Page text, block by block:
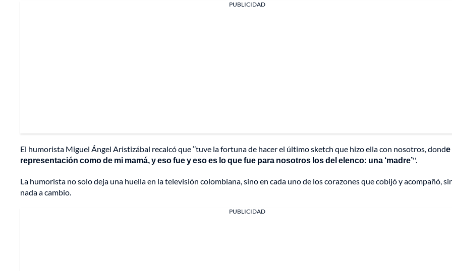
PUBLICIDAD
El humorista Miguel Ángel Aristizábal recalcó que ‘’tuve la fortuna de hacer el último sketch que hizo ella con nosotros, donde
representación como de mi mamá, y eso fue y eso es lo que fue para nosotros los del elenco: una ‘madre’''.
La humorista no solo deja una huella en la televisión colombiana, sino en cada uno de los corazones que cobijó y acompañó,
nada a cambio.
PUBLICIDAD